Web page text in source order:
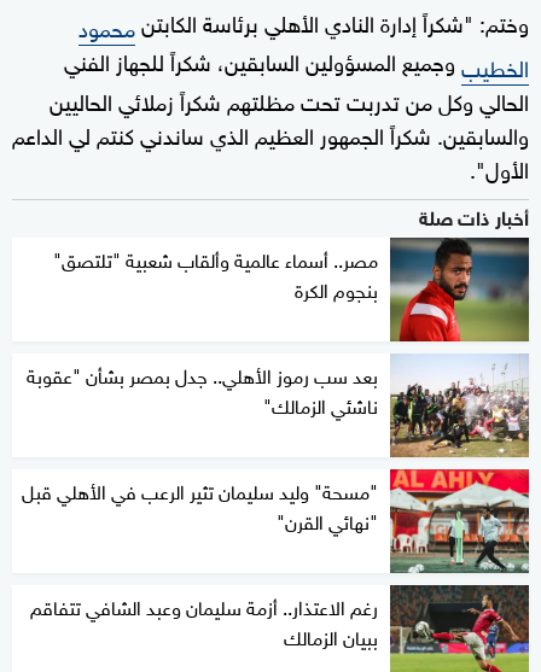
وختم: "شكراً إدارة النادي الأهلي برئاسة الكابتنمحمود
الخطيبوجميع المسؤولين السابقين، شكراً للجهاز الفني
الحالي وكل من تدربت تحت مظلتهم شكراً زملائي الحاليين
والسابقين. شكراً الجمهور العظيم الذي ساندني كنتم لي الداعم
الأول".
أخبار ذات صلة
مصر.. أسماء عالمية وألقاب شعبية "تلتصق"
بنجوم الكرة
بعد سب رموز الأهلي.. جدل بمصر بشأن "عقوبة
ناشئي الزمالك"
"مسحة" وليد سليمان تثير الرعب في الأهلي قبل
"نهائي القرن"
رغم الاعتذار.. أزمة سليمان وعبد الشافي تتفاقم
ببيان الزمالك